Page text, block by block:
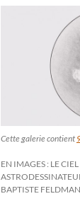
Cette galerie contient
EN IMAGES : LE
BAPTISTE